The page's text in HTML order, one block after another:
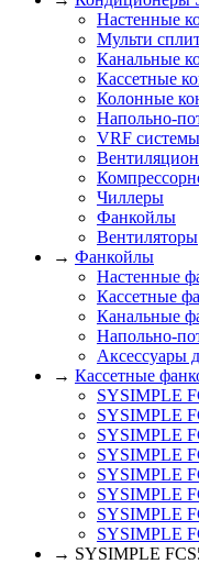
Настенные
Мульти
Канальные
Кассетные
Колонные
Напольно-
VRF системы
Чиллеры
Фанкойлы
Вентиляторы
→ Фанкойлы
Настенные
Кассетные
Канальные
Напольно-
Аксессуары
→ Кассетные
SYSIMPLE
SYSIMPLE
SYSIMPLE
SYSIMPLE
SYSIMPLE
SYSIMPLE
SYSIMPLE
SYSIMPLE
→ SYSIMPLE